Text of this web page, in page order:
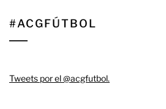
#ACGFÚTBOL
Tweets por el @acgfutbol.